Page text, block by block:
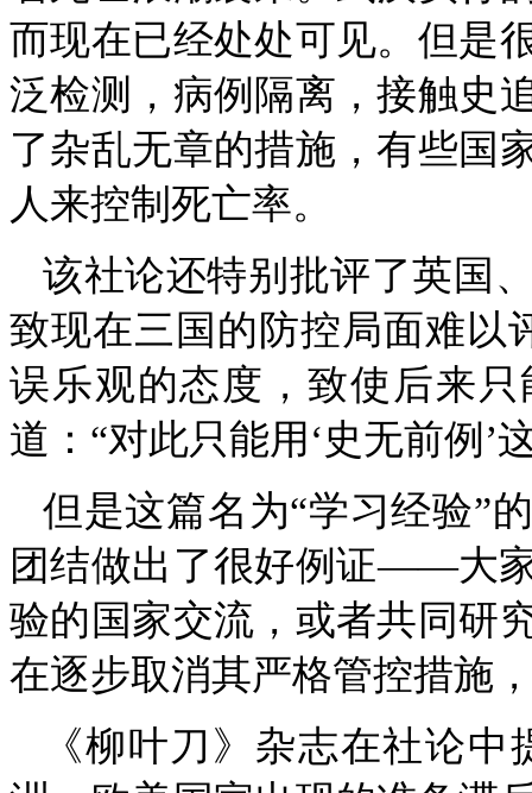
而现在已经处处可见。但是
泛检测，病例隔离，接触史
了杂乱无章的措施，有些国
人来控制死亡率。
该社论还特别批评了英国
致现在三国的防控局面难以
误乐观的态度，致使后来
道：“对此只能用‘史无前例’
但是这篇名为“学习经验”
团结做出了很好例证——大
验的国家交流，或者共同研
在逐步取消其严格管控措施
《柳叶刀》杂志在社论